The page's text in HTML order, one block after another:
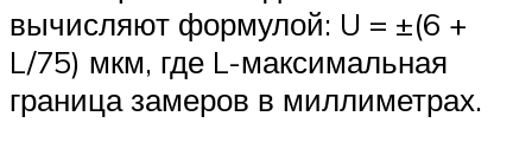
вычисляют формулой: U = ±(6 +
L/75) мкм, где L-максимальная
граница замеров в миллиметрах.